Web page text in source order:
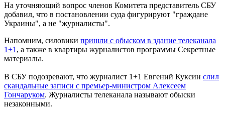
На уточняющий вопрос членов Комитета представитель СБУ
добавил, что в постановлении суда фигурируют "граждане
Украины", а не "журналисты".
Напомним, силовики пришли с обыском в здание телеканала
1+1 , а также в квартиры журналистов программы Секретные
материалы.
В СБУ подозревают, что журналист 1+1 Евгений Куксин слил
скандальные записи с премьер-министром Алексеем
Гончаруком. Журналисты телеканала называют обыски
незаконными.